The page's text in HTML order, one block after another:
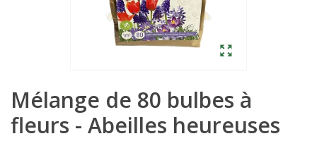
Mélange de 80 bulbes à
fleurs - Abeilles heureuses